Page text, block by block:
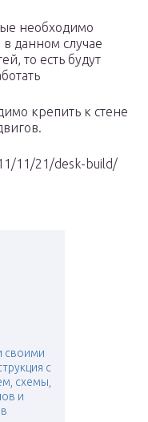
необходимо
данном случае
то есть будут
крепить к стене
11/21/desk-build/
своими
с
схемы,
и